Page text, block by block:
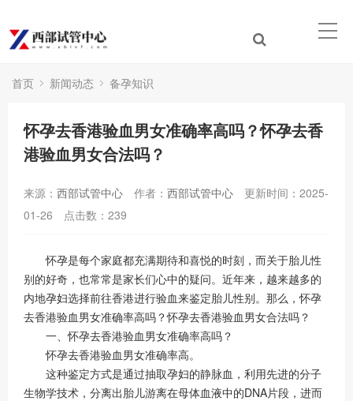
首页 新闻动态 备孕知识
怀孕去香港验血男女准确率高吗？怀孕去香
港验血男女合法吗？
来源： 西部试管中心 作者： 西部试管中心
更新时间：2025-
01-26
点击数： 239
怀孕是每个家庭都充满期待和喜悦的时刻，而关于胎儿性
别的好奇，也常常是家长们心中的疑问。近年来，越来越多的
内地孕妇选择前往香港进行验血来鉴定胎儿性别。那么，怀孕
去香港验血男女准确率高吗？怀孕去香港验血男女合法吗？
一、怀孕去香港验血男女准确率高吗？
怀孕去香港验血男女准确率高。
这种鉴定方式是通过抽取孕妇的静脉血，利用先进的分子
生物学技术，分离出胎儿游离在母体血液中的DNA片段，进而